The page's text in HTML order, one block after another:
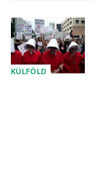
KÜLFÖLD